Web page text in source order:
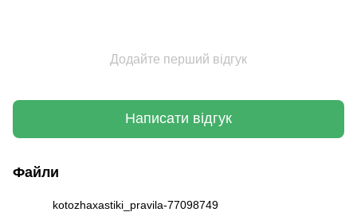
Додайте перший відгук
Написати відгук
Файли
kotozhaxastiki_pravila-77098749